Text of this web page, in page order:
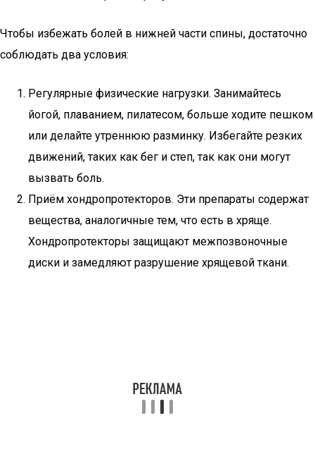
Чтобы избежать болей в нижней части спины, достаточно
соблюдать два условия:
Регулярные физические нагрузки. Занимайтесь
йогой, плаванием, пилатесом, больше ходите пешком
или делайте утреннюю разминку. Избегайте резких
движений, таких как бег и степ, так как они могут
вызвать боль.
Приём хондропротекторов. Эти препараты содержат
вещества, аналогичные тем, что есть в хряще.
Хондропротекторы защищают межпозвоночные
диски и замедляют разрушение хрящевой ткани.